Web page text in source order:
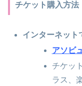
チケット購入方法
インターネット
アソビ
チケッ
ラス、